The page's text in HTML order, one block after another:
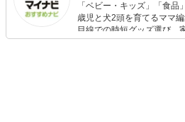
「ベビー・キッズ」「食
歳児と犬2頭を育てるママ
目線での時短グッズ選び、
食品選び、束の間のリラッ